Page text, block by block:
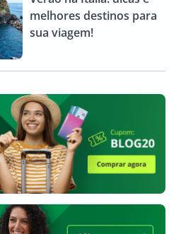
melhores destinos para
sua viagem!